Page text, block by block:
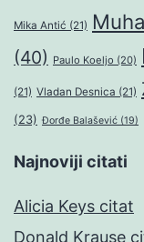
Mika Antić (21)
(40) Paulo Koeljo (20)
(21) Vladan Desnica (21)
(23) Đorđe Balašević (19)
Najnoviji citati
Alicia Keys citat
Donald Krause